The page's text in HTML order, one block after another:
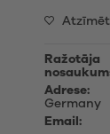
Atzīmēt
Ražotāja
Adrese:
Germany
Email: